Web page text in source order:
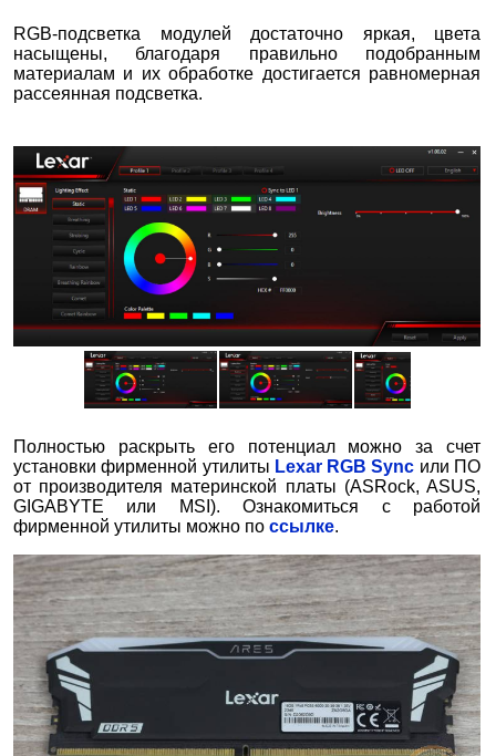
RGB-подсветка модулей достаточно яркая, цвета
насыщены, благодаря правильно подобранным
материалам и их обработке достигается равномерная
рассеянная подсветка.
Полностью раскрыть его потенциал можно за счет
установки фирменной утилиты Lexar RGB Sync или ПО
от производителя материнской платы (ASRock, ASUS,
GIGABYTE или MSI). Ознакомиться с работой
фирменной утилиты можно по ссылке.